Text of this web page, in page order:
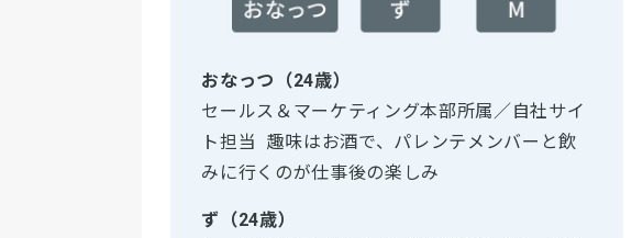
おなっつ（24歳）
セールス＆マーケティング本部所属／自社サイ
ト担当 趣味はお酒で、パレンテメンバーと飲
みに行くのが仕事後の楽しみ
ず（24歳）